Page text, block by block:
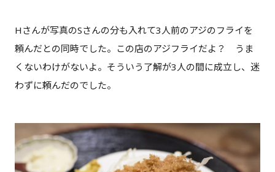
Hさんが写真のSさんの分も入れて3人前のアジのフライを
頼んだとの同時でした。この店のアジフライだよ？ うま
くないわけがないよ。そういう了解が3人の間に成立し、迷
わずに頼んだのでした。